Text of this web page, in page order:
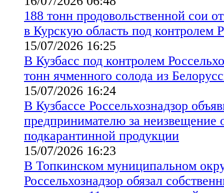
188 тонн продовольственной сои
в Курскую область под контролем
15/07/2026 16:25
В Кузбасс под контролем
тонн ячменного солода из
15/07/2026 16:24
В Кузбассе Россельхознадзор
предпринимателю за неизвещение
подкарантинной продукции
15/07/2026 16:23
В Топкинском муниципальном
Россельхознадзор обязал